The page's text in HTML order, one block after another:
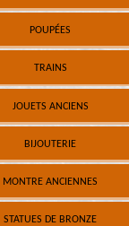
POUPÉES
TRAINS
JOUETS ANCIENS
BIJOUTERIE
MONTRE ANCIENNES
STATUES DE BRONZE